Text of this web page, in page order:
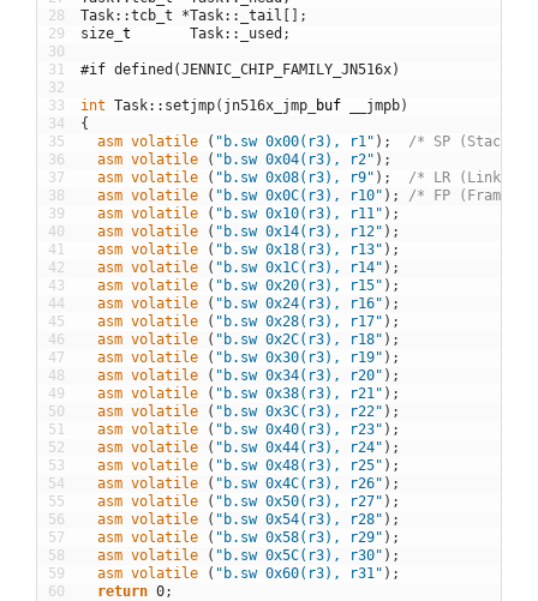
28
29
30
31
32
33
34
35
36
37
38
39
40
41
42
43
44
45
46
47
48
49
50
51
52
53
54
55
56
57
58
59
60
Task::tcb_t *Task:: _tail
;
size t Task:: _used ;
#if defined(JENNIC_CHIP_FAMILY_JN516x)
int Task:: setjmp( jn516x_jmp buf __jmpb)
{
asm volatile ( "b.sw 0x00(r3), r1" ) ;
/* SP (Stack
asm volatile ( "b.sw 0x04(r3), r2" ) ;
asm volatile ( "b.sw 0x08(r3), r9" ) ;
/* LR (Link
asm volatile ( "b.sw 0x0C(r3), r10" ) ;
/* FP (Frame
asm volatile ( "b.sw 0x10(r3), r11" ) ;
asm volatile ( "b.sw 0x14(r3), r12" ) ;
asm volatile ( "b.sw 0x18(r3), r13" ) ;
asm volatile ( "b.sw 0x1C(r3), r14" ) ;
asm volatile ( "b.sw 0x20(r3), r15" ) ;
asm volatile ( "b.sw 0x24(r3), r16" ) ;
asm volatile ( "b.sw 0x28(r3), r17" ) ;
asm volatile ( "b.sw 0x2C(r3), r18" ) ;
asm volatile ( "b.sw 0x30(r3), r19" ) ;
asm volatile ( "b.sw 0x34(r3), r20" ) ;
asm volatile ( "b.sw 0x38(r3), r21" ) ;
asm volatile ( "b.sw 0x3C(r3), r22" ) ;
asm volatile ( "b.sw 0x40(r3), r23" ) ;
asm volatile ( "b.sw 0x44(r3), r24" ) ;
asm volatile ( "b.sw 0x48(r3), r25" ) ;
asm volatile ( "b.sw 0x4C(r3), r26" ) ;
asm volatile ( "b.sw 0x50(r3), r27" ) ;
asm volatile ( "b.sw 0x54(r3), r28" ) ;
asm volatile ( "b.sw 0x58(r3), r29" ) ;
asm volatile ( "b.sw 0x5C(r3), r30" ) ;
asm volatile ( "b.sw 0x60(r3), r31" ) ;
return 0;